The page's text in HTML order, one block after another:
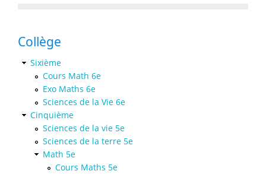
Collège
Sixième
Cours Math 6e
Exo Maths 6e
Sciences de la Vie 6e
Cinquième
Sciences de la vie 5e
Sciences de la terre 5e
Math 5e
Cours Maths 5e